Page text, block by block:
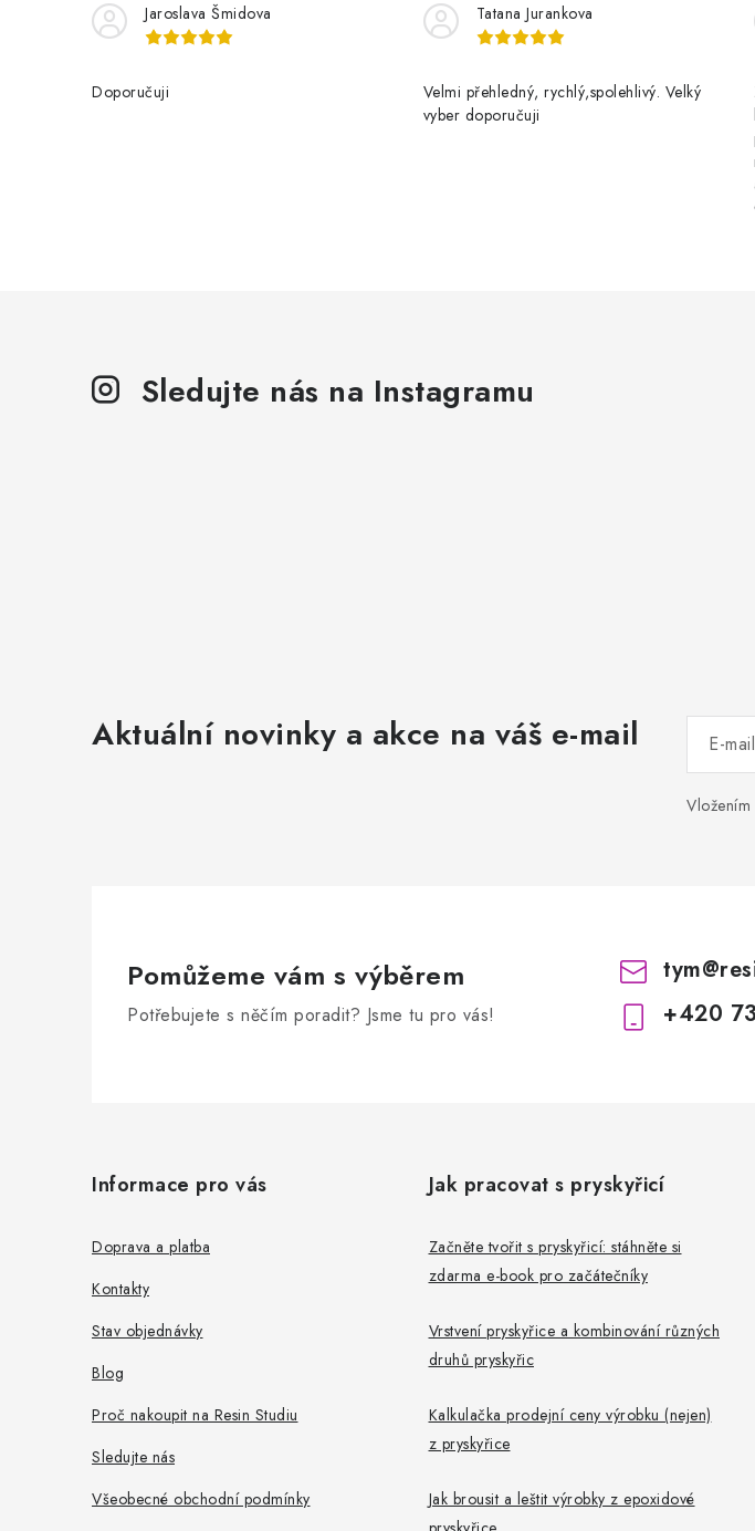
Jaroslava Šmidova
Doporučuji
Tatana Jurankova
Velmi přehledný, rychlý,spolehlivý. Velký
vyber doporučuji
Sledujte nás na Instagramu
Aktuální novinky a akce na váš e-mail E-mail
Vložením
Pomůžeme vám s výběrem
Potřebujete s něčím poradit? Jsme tu pro vás!
tym@
+420
Informace pro vás
Doprava a platba
Kontakty
Stav objednávky
Blog
Proč nakoupit na Resin Studiu
Sledujte nás
Všeobecné obchodní podmínky
Jak pracovat s pryskyřicí
Začněte tvořit s pryskyřicí: stáhněte si
zdarma e-book pro začátečníky
Vrstvení pryskyřice a kombinování různých
druhů pryskyřic
Kalkulačka prodejní ceny výrobku (nejen)
z pryskyřice
Jak brousit a leštit výrobky z epoxidové